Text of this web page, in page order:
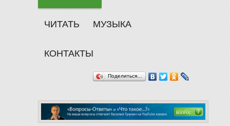
ЧИТАТЬ МУЗЫКА
КОНТАКТЫ
Поделиться…